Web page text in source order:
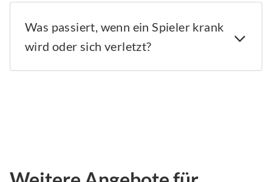
Was passiert, wenn ein Spieler krank
wird oder sich verletzt?